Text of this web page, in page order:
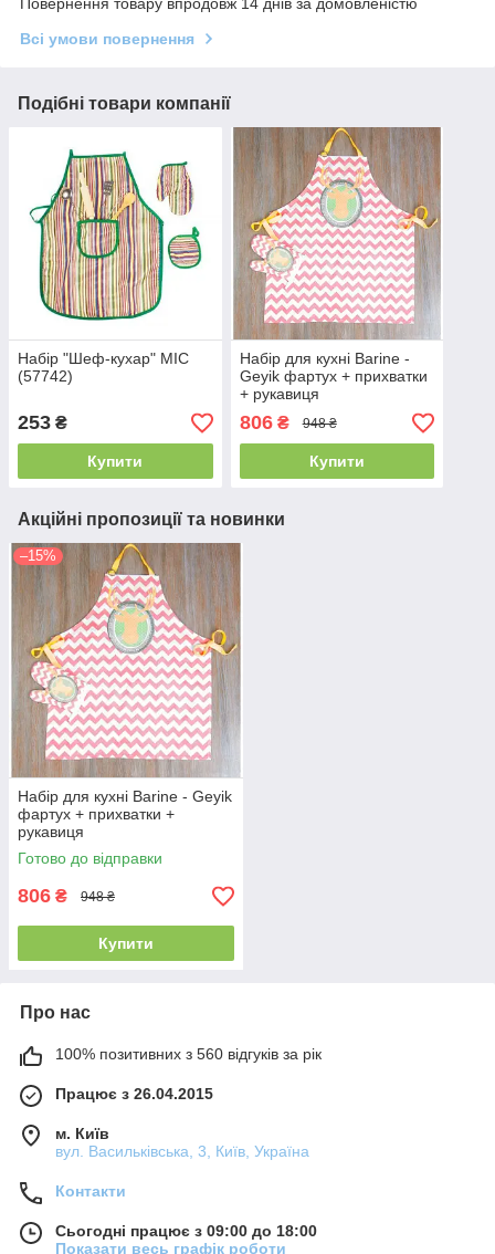
Всі умови повернення
Подібні товари компанії
Набір "Шеф-кухар" MIC
(57742)
253 ₴
Купити
Набір для кухні Barine -
Geyik фартух + прихватки
+ рукавиця
806₴ 948 ₴
Купити
Акційні пропозиції та новинки
–15%
Набір для кухні Barine - Geyik
фартух + прихватки +
рукавиця
Готово до відправки
806 ₴ 948 ₴
Купити
Про нас
100% позитивних з 560 відгуків за рік
Працює з 26.04.2015
м. Київ
вул. Васильківська, 3, Київ, Україна
Контакти
Сьогодні працює з 09:00 до 18:00
Показати весь графік роботи